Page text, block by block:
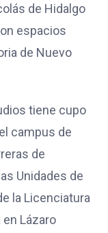
de Hidalgo
espacios
de Nuevo
tiene cupo
campus de
de
Unidades de
la Licenciatura
Lázaro